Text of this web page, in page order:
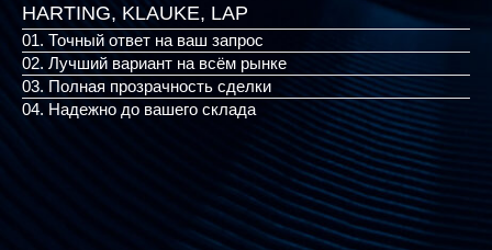
HARTING,
01. Точный ответ на ваш запрос
02. Лучший вариант на всём рынке
03. Полная прозрачность сделки
04. Надежно до вашего склада